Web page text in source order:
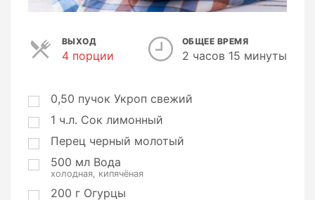
ВЫХОД
4 порции
ц
и
ОБЩЕЕ ВРЕМЯ
2 часов 15 минуты
0,50 пучок Укроп свежий
1 ч.л. Сок лимонный
Перец черный молотый
500 мл Вода
холодная, кипячёная
200 г Огурцы